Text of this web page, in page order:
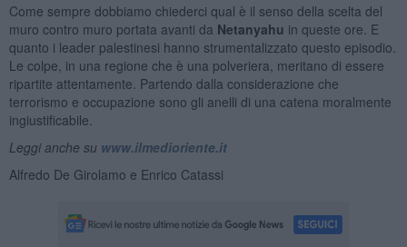
Come sempre dobbiamo chiederci qual è il senso della scelta del
muro contro muro portata avanti da Netanyahu in queste ore. E
quanto i leader palestinesi hanno strumentalizzato questo episodio.
Le colpe, in una regione che è una polveriera, meritano di essere
ripartite attentamente. Partendo dalla considerazione che
terrorismo e occupazione sono gli anelli di una catena moralmente
ingiustificabile.
Leggi anche su www.ilmedioriente.it
Alfredo De Girolamo e Enrico Catassi